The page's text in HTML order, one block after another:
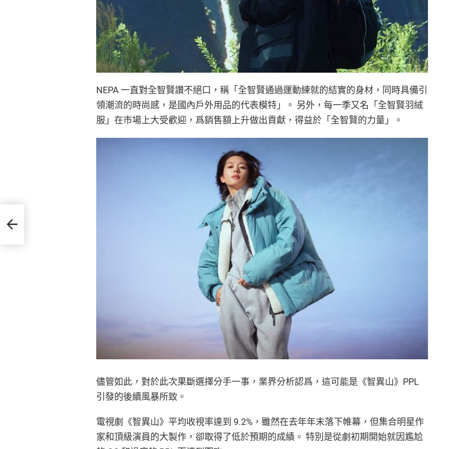
NEPA 一直對全智賢讚不絕口，稱「全智賢通過運動練就的結實的身材，同時具備引
領潮流的時尚感，是國內戶外用品的代表模特」。 另外，每一季又名「全智賢羽絨
服」在市場上大受歡迎，爲銷售額上升做出貢獻，得益於「全智賢的力量」。
儘管如此，對於此次果斷選擇分手一事，業界分析認爲，這可能是《智異山》PPL
引發的後續風暴所致。
電視劇《智異山》平均收視率達到 9.2%，雖然在去年年末落下帷幕，但集合明星作
家和頂級演員的大製作，卻取得了低於預期的成績。 特別是從劇初期開始就因尷尬
時